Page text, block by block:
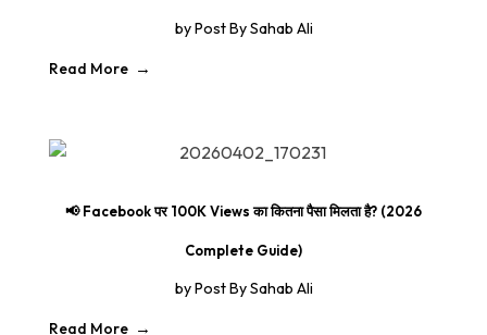
byPost By Sahab Ali
Read More
📢 Facebook पर 100K Views का कितना पैसा मिलता है? (2026
Complete Guide)
byPost By Sahab Ali
Read More